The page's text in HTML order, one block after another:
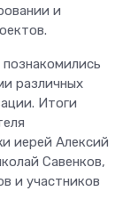
и
различных
Итоги
иерей Алексий
Савенков,
и участников